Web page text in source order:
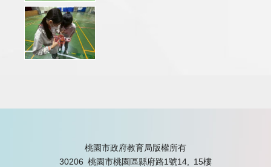
桃園市政府教育局版權所有
30206 桃園市桃園區縣府路1號14, 15樓